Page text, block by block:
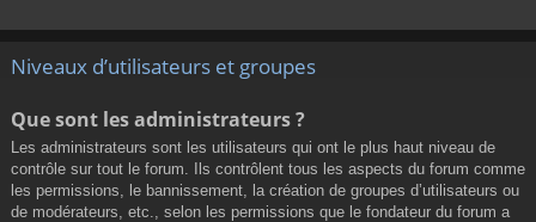
Niveaux d’utilisateurs et groupes
Que sont les administrateurs ?
Les administrateurs sont les utilisateurs qui ont le plus haut niveau de
contrôle sur tout le forum. Ils contrôlent tous les aspects du forum comme
les permissions, le bannissement, la création de groupes d’utilisateurs ou
de modérateurs, etc., selon les permissions que le fondateur du forum a